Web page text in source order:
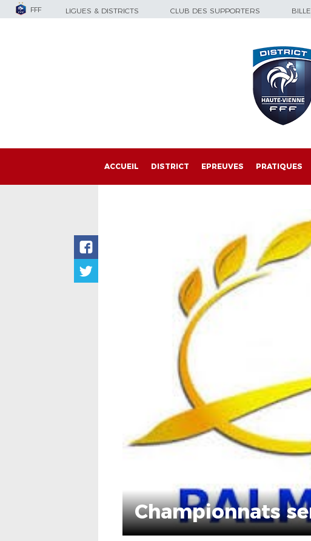
FFF LIGUES & DISTRICTS CLUB DES SUPPORTERS
ACCUEIL DISTRICT EPREUVES PRATIQUES
Championnats